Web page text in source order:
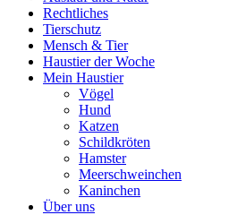
Rechtliches
Tierschutz
Mensch & Tier
Haustier der Woche
Mein Haustier
Vögel
Hund
Katzen
Schildkröten
Hamster
Meerschweinchen
Kaninchen
Über uns